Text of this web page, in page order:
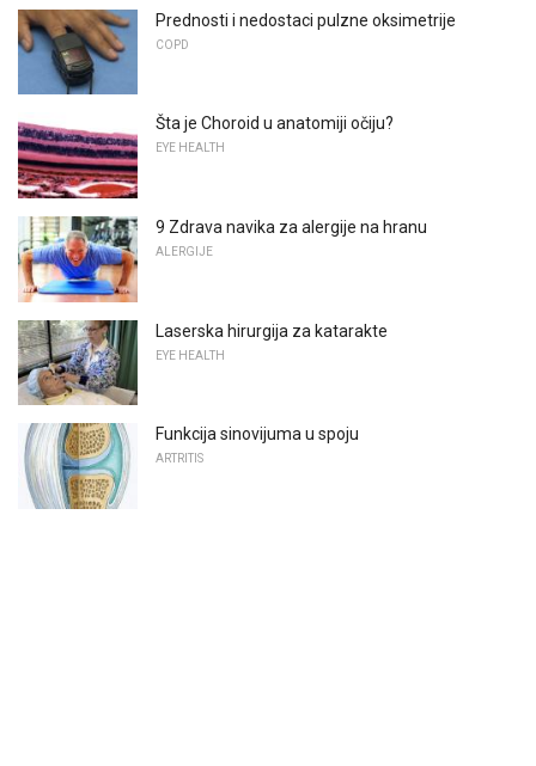
Prednosti i nedostaci pulzne oksimetrije
COPD
Šta je Choroid u anatomiji očiju?
EYE HEALTH
9 Zdrava navika za alergije na hranu
ALERGIJE
Laserska hirurgija za katarakte
EYE HEALTH
Funkcija sinovijuma u spoju
ARTRITIS